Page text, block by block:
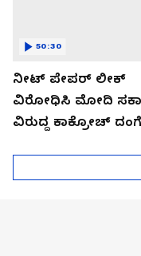
ನೀಟ್ ಪೇಪರ್ ಲೀಕ್
ವಿರೋಧಿಸಿ ಮೋದಿ
ವಿರುದ್ದ ಕಾಕ್ರೋಚ್
50:30